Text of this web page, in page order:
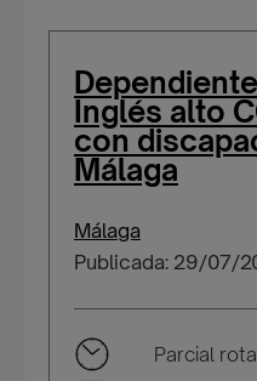
Inglés alto
con
Málaga
Málaga
Publicada: 29/07/
Parcial